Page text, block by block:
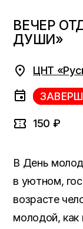
ВЕЧЕР
ДУШИ»
ЦНТ
150 ₽
В День
в уютном,
возрасте
молодой,